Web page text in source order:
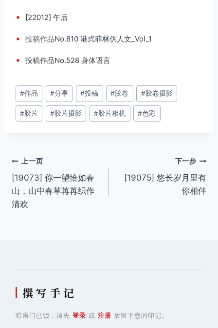
• [22012] 午后
• 投稿作品No.810 港式菲林伪人文_Vol_1
• 投稿作品No.528 身体语言
文
章
标
#作品 #分享 #投稿 #胶卷 #胶卷摄影
#胶片 #胶片摄影 #胶片相机 #色彩
文
章
导
上一页
[19073] 你一望恰如春
山，山中春草苒苒织作
清欢
下一步
[19075] 悠长岁月里有
你相伴
撰 写 手 记
暗房门已锁，请先 登录 或 注册 后留下您的印记。